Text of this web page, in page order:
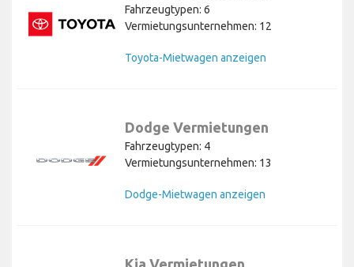
Fahrzeugtypen: 6
Vermietungsunternehmen: 12
Toyota-Mietwagen anzeigen
Dodge Vermietungen
Fahrzeugtypen: 4
Vermietungsunternehmen: 13
Dodge-Mietwagen anzeigen